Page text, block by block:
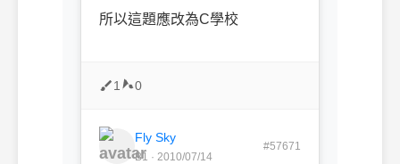
所以這題應改為C學校
1 0
Fly Sky
B1 · 2010/07/14
#57671